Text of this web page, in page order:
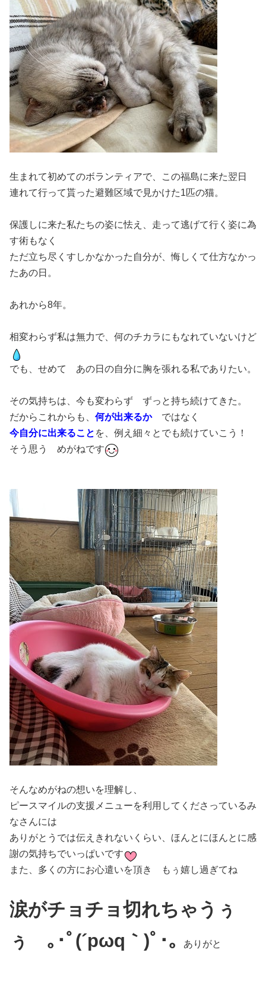
生まれて初めてのボランティアで、この福島に来た翌日
連れて行って貰った避難区域で見かけた1匹の猫。
保護しに来た私たちの姿に怯え、走って逃げて行く姿に為
す術もなく
ただ立ち尽くすしかなかった自分が、悔しくて仕方なかっ
たあの日。
あれから8年。
相変わらず私は無力で、何のチカラにもなれていないけど
でも、せめて あの日の自分に胸を張れる私でありたい。
その気持ちは、今も変わらず ずっと持ち続けてきた。
だからこれからも、 何が出来るかではなく
今自分に出来ること を、例え細々とでも続けていこう！
そう思う めがねです
そんなめがねの想いを理解し、
ピースマイルの支援メニューを利用してくださっているみ
なさんには
ありがとうでは伝えきれないくらい、ほんとにほんとに感
謝の気持ちでいっぱいです
また、多くの方にお心遣いを頂き もぅ嬉し過ぎてね
涙がチョチョ切れちゃうぅ
ぅ ｡･ﾟ(´pωq｀)ﾟ･｡
ありがと